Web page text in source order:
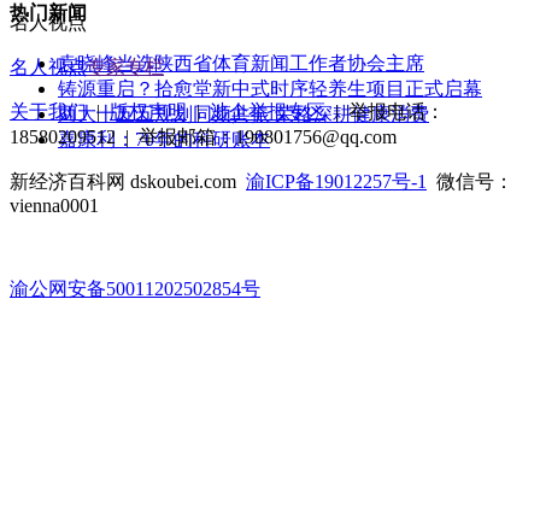
热门新闻
袁晓峰当选陕西省体育新闻工作者协会主席
铸源重启？拾愈堂新中式时序轻养生项目正式启幕
两大十五五规划同频共振 荣格深耕健康消费
嘉康利：70年的科研账本
名人视点
名人视点专家专栏
关于我们|版权声明|涉企举报专区| 举报电话：
18580209512 | 举报邮箱：190801756@qq.com
新经济百科网 dskoubei.com 渝ICP备19012257号-1
微信号：
vienna0001
渝公网安备50011202502854号